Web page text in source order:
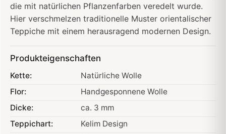
die mit natürlichen Pflanzenfarben veredelt wurde.
Hier verschmelzen traditionelle Muster orientalischer
Teppiche mit einem herausragend modernen Design.
Produkteigenschaften
Kette:
Natürliche Wolle
Flor:
Handgesponnene Wolle
Dicke:
ca. 3 mm
Teppichart:
Kelim Design